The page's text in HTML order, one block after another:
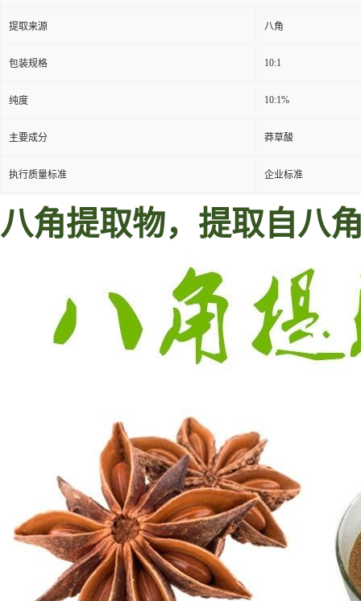
提取来源 八角
包装规格 10:1
纯度 10:1%
主要成分 莽草酸
执行质量标准 企业标准
八角提取物，提取自八